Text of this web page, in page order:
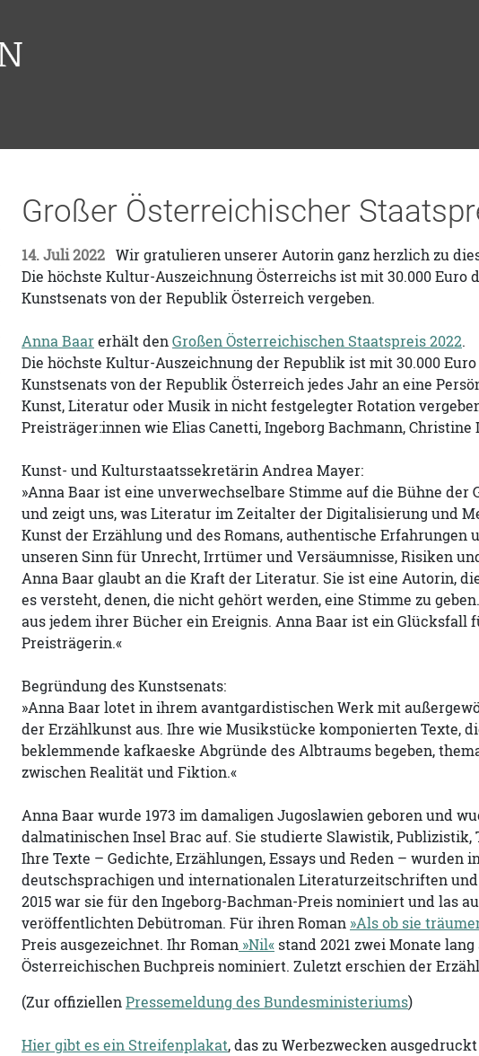
Großer Österreichischer
14. Juli 2022 Wir gratulieren unserer Autorin ganz herzlich zu
Die höchste Kultur-Auszeichnung Österreichs ist mit 30.000
Kunstsenats von der Republik Österreich vergeben.
Anna Baarerhält denGroßen Österreichischen Staatspreis 2022.
Die höchste Kultur-Auszeichnung der Republik ist mit 30.000
Kunstsenats von der Republik Österreich jedes Jahr an eine
Kunst, Literatur oder Musik in nicht festgelegter Rotation
Preisträger:innen wie Elias Canetti, Ingeborg Bachmann,
Kunst- und Kulturstaatssekretärin Andrea Mayer:
»Anna Baar ist eine unverwechselbare Stimme auf die Bühne
und zeigt uns, was Literatur im Zeitalter der Digitalisierung und
Kunst der Erzählung und des Romans, authentische
unseren Sinn für Unrecht, Irrtümer und Versäumnisse, Risiken
Anna Baar glaubt an die Kraft der Literatur. Sie ist eine Autorin,
es versteht, denen, die nicht gehört werden, eine Stimme zu
aus jedem ihrer Bücher ein Ereignis. Anna Baar ist ein Glücksfall
Preisträgerin.«
Begründung des Kunstsenats:
»Anna Baar lotet in ihrem avantgardistischen Werk mit
der Erzählkunst aus. Ihre wie Musikstücke komponierten Texte,
beklemmende kafkaeske Abgründe des Albtraums begeben,
zwischen Realität und Fiktion.«
Anna Baar wurde 1973 im damaligen Jugoslawien geboren und
dalmatinischen Insel Brac auf. Sie studierte Slawistik,
Ihre Texte – Gedichte, Erzählungen, Essays und Reden –
deutschsprachigen und internationalen Literaturzeitschriften
2015 war sie für den Ingeborg-Bachman-Preis nominiert und las
veröffentlichten Debütroman. Für ihren Roman »Als ob sie
Preis ausgezeichnet. Ihr Roman »Nil« stand 2021 zwei Monate
Österreichischen Buchpreis nominiert. Zuletzt erschien der
(Zur offiziellenPressemeldung des Bundesministeriums)
Hier gibt es ein Streifenplakat, das zu Werbezwecken